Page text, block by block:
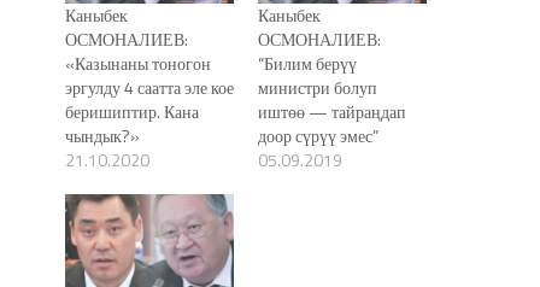
Каныбек
ОСМОНАЛИЕВ:
«Казынаны тоногон
эргулду 4 саатта эле кое
беришиптир. Кана
чындык?»
21.10.2020
Каныбек
ОСМОНАЛИЕВ:
“Билим берүү
министри болуп
иштөө — тайраңдап
доор сүрүү эмес”
05.09.2019